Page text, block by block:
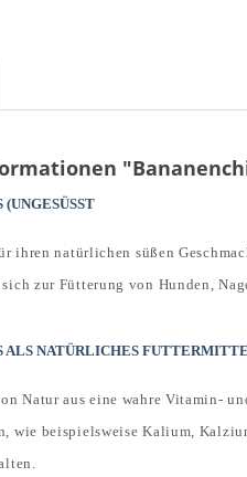
ihren natürlichen süßen
zur Fütterung von Hunden,
ALS NATÜRLICHES
Natur aus eine wahre Vitamin-
wie beispielsweise Kalium,